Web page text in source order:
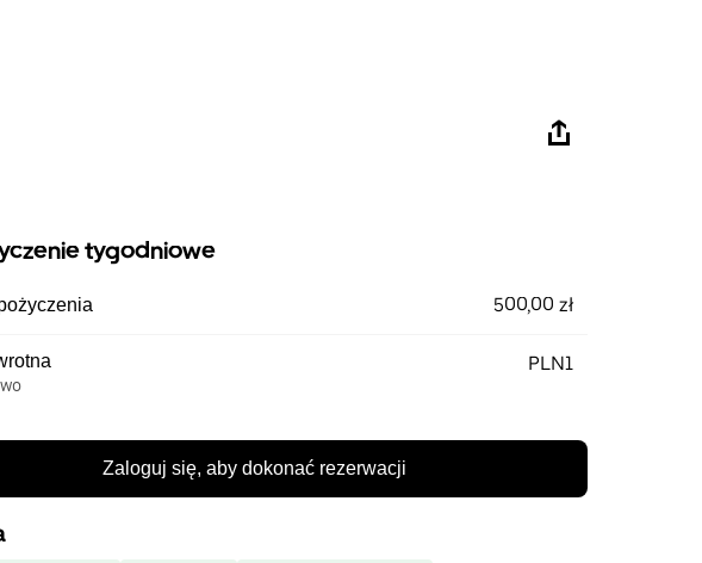
tygodniowe
500,00 zł
PLN1
Zaloguj się, aby dokonać rezerwacji